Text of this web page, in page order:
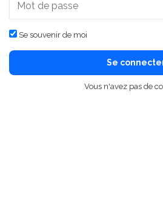
Se souvenir de moi
Se
Vous n'avez pas de